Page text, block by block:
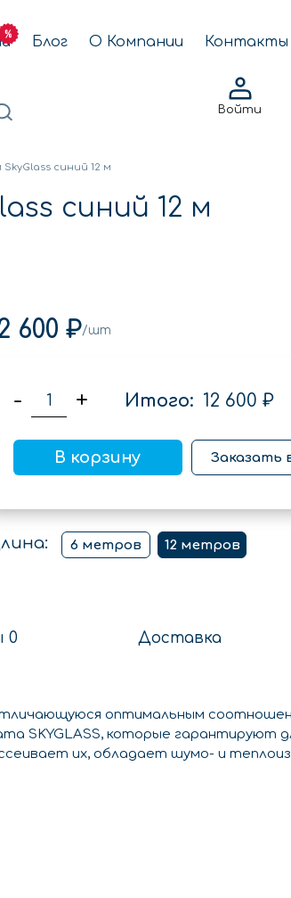
Блог О Компании Контакты
Войти
синий 12 м
синий 12 м
600 ₽/шт
- + Итого: 12 600 ₽
В корзину Заказать
6 метров 12 метров
0 Доставка
оптимальным
SKYGLASS, которые гарантируют
их, обладает шумо- и